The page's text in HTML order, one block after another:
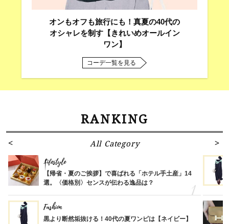
オンもオフも旅行にも！真夏の40代の
オシャレを制す【きれいめオールイン
ワン】
コーデ一覧を見る
RANKING
All Category
Lifestyle
【帰省・夏のご挨拶】で喜ばれる「ホテル手土産」14
選。〈価格別〉センスが伝わる逸品は？
Fashion
黒より断然垢抜ける！40代の夏ワンピは【ネイビー】